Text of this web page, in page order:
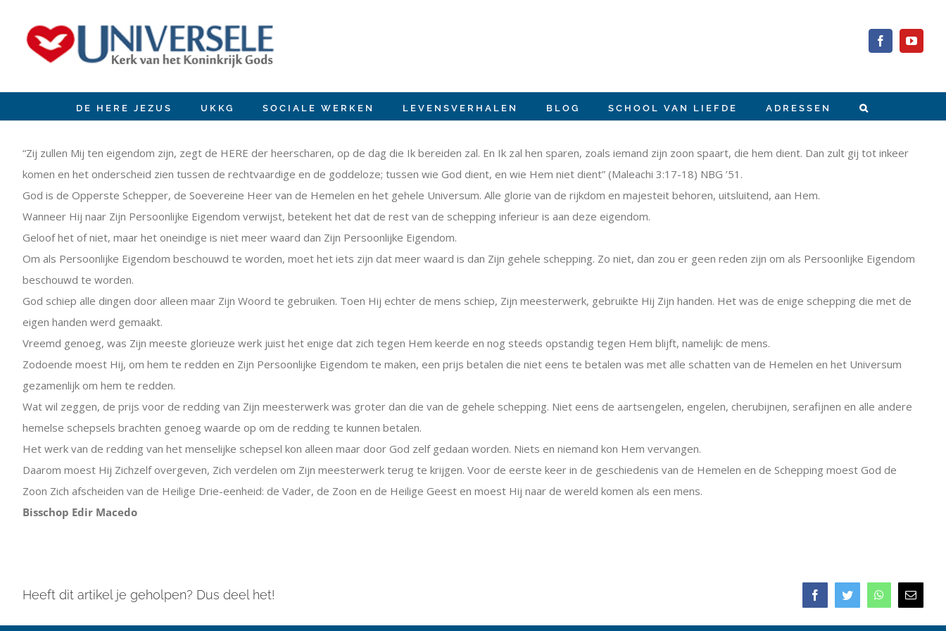
Facebook
DE HERE JEZUS UKKG SOCIALE WERKEN LEVENSVERHALEN BLOG SCHOOL VAN LIEFDE ADRESSEN
Larger
Image
“Zij zullen Mij ten eigendom zijn, zegt de HERE der heerscharen, op de dag die Ik bereiden zal. En Ik zal hen sparen, zoals iemand zijn zoon spaart, die hem dient. Dan zult gij tot inkeer
komen en het onderscheid zien tussen de rechtvaardige en de goddeloze; tussen wie God dient, en wie Hem niet dient” (Maleachi 3:17-18) NBG ’51.
God is de Opperste Schepper, de Soevereine Heer van de Hemelen en het gehele Universum. Alle glorie van de rijkdom en majesteit behoren, uitsluitend, aan Hem.
Wanneer Hij naar Zijn Persoonlijke Eigendom verwijst, betekent het dat de rest van de schepping inferieur is aan deze eigendom.
Geloof het of niet, maar het oneindige is niet meer waard dan Zijn Persoonlijke Eigendom.
Om als Persoonlijke Eigendom beschouwd te worden, moet het iets zijn dat meer waard is dan Zijn gehele schepping. Zo niet, dan zou er geen reden zijn om als Persoonlijke Eigendom
beschouwd te worden.
God schiep alle dingen door alleen maar Zijn Woord te gebruiken. Toen Hij echter de mens schiep, Zijn meesterwerk, gebruikte Hij Zijn handen. Het was de enige schepping die met de
eigen handen werd gemaakt.
Vreemd genoeg, was Zijn meeste glorieuze werk juist het enige dat zich tegen Hem keerde en nog steeds opstandig tegen Hem blijft, namelijk: de mens.
Zodoende moest Hij, om hem te redden en Zijn Persoonlijke Eigendom te maken, een prijs betalen die niet eens te betalen was met alle schatten van de Hemelen en het Universum
gezamenlijk om hem te redden.
Wat wil zeggen, de prijs voor de redding van Zijn meesterwerk was groter dan die van de gehele schepping. Niet eens de aartsengelen, engelen, cherubijnen, serafijnen en alle andere
hemelse schepsels brachten genoeg waarde op om de redding te kunnen betalen.
Het werk van de redding van het menselijke schepsel kon alleen maar door God zelf gedaan worden. Niets en niemand kon Hem vervangen.
Daarom moest Hij Zichzelf overgeven, Zich verdelen om Zijn meesterwerk terug te krijgen. Voor de eerste keer in de geschiedenis van de Hemelen en de Schepping moest God de
Zoon Zich afscheiden van de Heilige Drie-eenheid: de Vader, de Zoon en de Heilige Geest en moest Hij naar de wereld komen als een mens.
Bisschop Edir Macedo
Heeft dit artikel je geholpen? Dus deel het! FacebookTwitterWhatsApp
E-
mail